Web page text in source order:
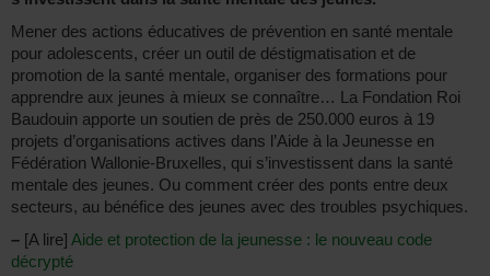
Mener des actions éducatives de prévention en santé mentale
pour adolescents, créer un outil de déstigmatisation et de
promotion de la santé mentale, organiser des formations pour
apprendre aux jeunes à mieux se connaître… La Fondation Roi
Baudouin apporte un soutien de près de 250.000 euros à 19
projets d’organisations actives dans l’Aide à la Jeunesse en
Fédération Wallonie-Bruxelles, qui s’investissent dans la santé
mentale des jeunes. Ou comment créer des ponts entre deux
secteurs, au bénéfice des jeunes avec des troubles psychiques.
– [A lire] Aide et protection de la jeunesse : le nouveau code
décrypté